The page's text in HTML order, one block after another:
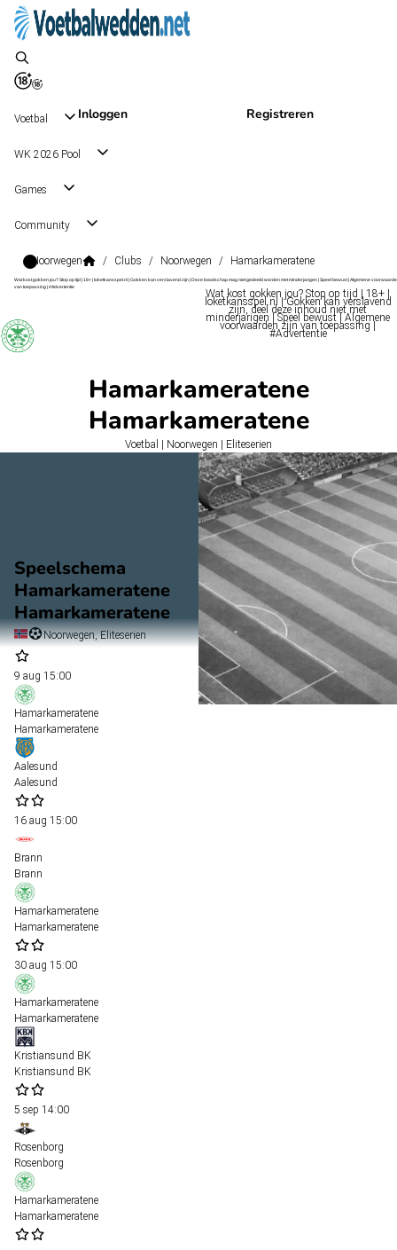
Inloggen Registreren
Voetbal
WK 2026 Pool
Games
Community
Noorwegen / Clubs / Noorwegen / Hamarkameratene
Wat kost gokken jou? Stop op tijd | 18+ | loketkansspel.nl | Gokken kan verslavend zijn | Deze boodschap mag niet gedeeld worden met minderjarigen | Speel bewust | Algemene
van toepassing | #Advertentie
Wat kost gokken jou? Stop op tijd | 18+ |
loketkansspel.nl | Gokken kan verslavend
zijn, deel deze inhoud niet met
minderjarigen | Speel bewust | Algemene
voorwaarden zijn van toepassing |
#Advertentie
Hamarkameratene
Hamarkameratene
Voetbal | Noorwegen | Eliteserien
Speelschema
Hamarkameratene
Hamarkameratene
Noorwegen, Eliteserien
9 aug 15:00
Hamarkameratene
Hamarkameratene
Aalesund
Aalesund
16 aug 15:00
Brann
Brann
Hamarkameratene
Hamarkameratene
30 aug 15:00
Hamarkameratene
Hamarkameratene
Kristiansund BK
Kristiansund BK
5 sep 14:00
Rosenborg
Rosenborg
Hamarkameratene
Hamarkameratene